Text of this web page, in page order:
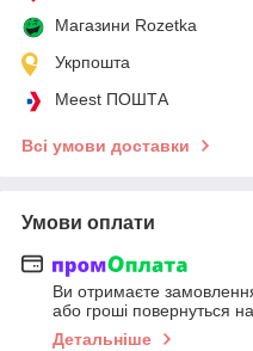
Магазини Rozetka
Укрпошта
Meest ПОШТА
Всі умови доставки
Умови оплати
Ви отримаєте
або гроші повернуться
Детальніше